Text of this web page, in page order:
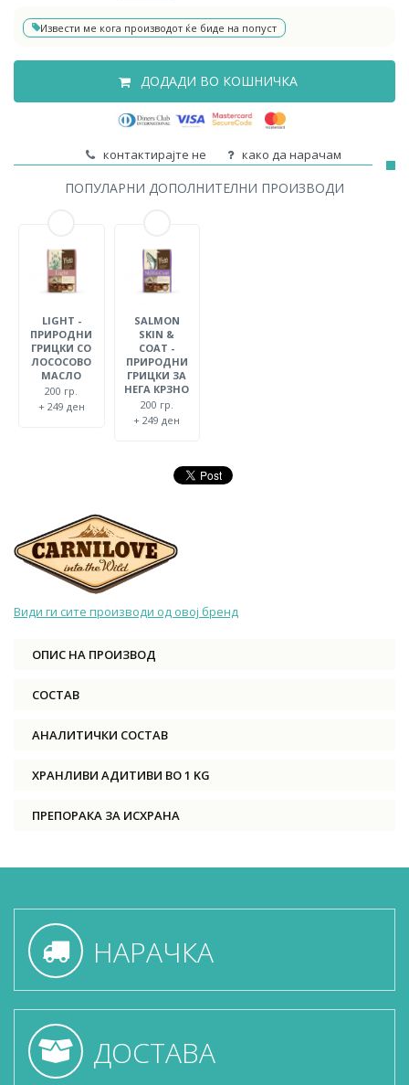
Извести ме кога производот ќе биде на попуст
ДОДАДИ ВО КОШНИЧКА
контактирајте не како да нарачам
ПОПУЛАРНИ ДОПОЛНИТЕЛНИ ПРОИЗВОДИ
LIGHT -
ПРИРОДНИ
ГРИЦКИ СО
ЛОСОСОВО
МАСЛО
200 гр.
+ 249 ден
SALMON
SKIN &
COAT -
ПРИРОДНИ
ГРИЦКИ ЗА
НЕГА КРЗНО
200 гр.
+ 249 ден
Види ги сите производи од овој бренд
ОПИС НА ПРОИЗВОД
СОСТАВ
АНАЛИТИЧКИ СОСТАВ
ХРАНЛИВИ АДИТИВИ ВО 1 KG
ПРЕПОРАКА ЗА ИСХРАНА
НАРАЧКА
ДОСТАВА